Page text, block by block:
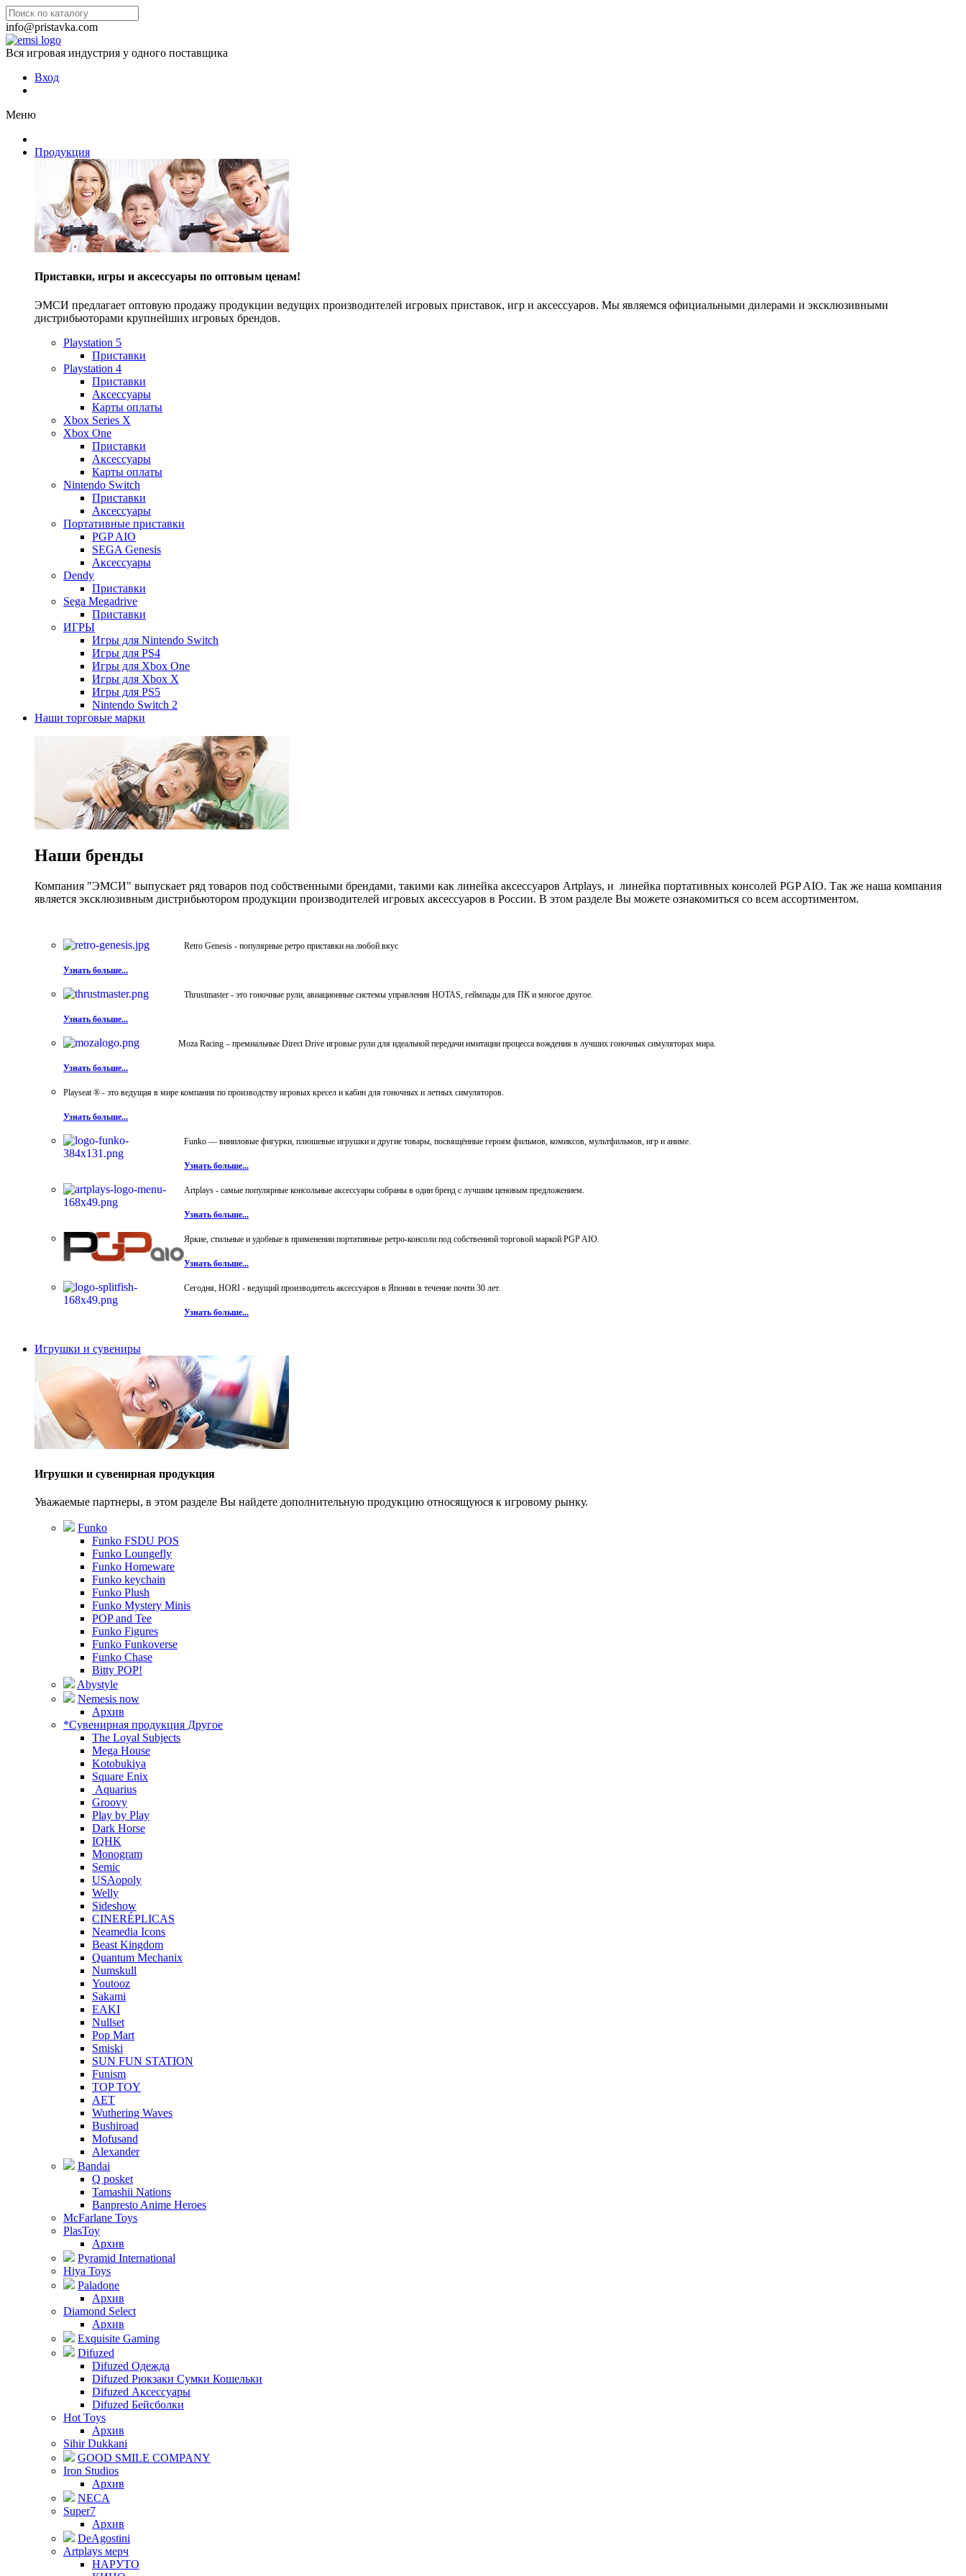
info@pristavka.com
Вся игровая индустрия у одного поставщика
Вход
Меню
Продукция
Приставки, игры и аксессуары по оптовым ценам!
ЭМСИ предлагает оптовую продажу продукции ведущих производителей игровых приставок, игр и аксессуаров. Мы являемся официальными дилерами и эксклюзивными
дистрибьюторами крупнейших игровых брендов.
Playstation 5
Приставки
Playstation 4
Приставки
Аксессуары
Карты оплаты
Xbox Series X
Xbox One
Приставки
Аксессуары
Карты оплаты
Nintendo Switch
Приставки
Аксессуары
Портативные приставки
PGP AIO
SEGA Genesis
Аксессуары
Dendy
Приставки
Sega Megadrive
Приставки
ИГРЫ
Игры для Nintendo Switch
Игры для PS4
Игры для Xbox One
Игры для Xbox X
Игры для PS5
Nintendo Switch 2
Наши торговые марки
Наши бренды
Компания "ЭМСИ" выпускает ряд товаров под собственными брендами, такими как линейка аксессуаров Artplays, и линейка портативных консолей PGP AIO. Так же наша компания
является эксклюзивным дистрибьютором продукции производителей игровых аксессуаров в России. В этом разделе Вы можете ознакомиться со всем ассортиментом.
Retro Genesis - популярные ретро приставки на любой вкус
Узнать больше...
Thrustmaster - это гоночные рули, авиационные системы управления HOTAS, геймпады для ПК и многое другое.
Узнать больше...
Moza Racing – премиальные Direct Drive игровые рули для идеальной передачи имитации процесса вождения в лучших гоночных симуляторах мира.
Узнать больше...
Playseat ® - это ведущая в мире компания по производству игровых кресел и кабин для гоночных и летных симуляторов.
Узнать больше...
Funko — виниловые фигурки, плюшевые игрушки и другие товары, посвящённые героям фильмов, комиксов, мультфильмов, игр и аниме.
Узнать больше...
Artplays - самые популярные консольные аксессуары собраны в один бренд с лучшим ценовым предложением.
Узнать больше...
Яркие, стильные и удобные в применении портативные ретро-консоли под собственной торговой маркой PGP AIO.
Узнать больше...
Сегодня, HORI - ведущий производитель аксессуаров в Японии в течение почти 30 лет.
Узнать больше...
Игрушки и сувениры
Игрушки и сувенирная продукция
Уважаемые партнеры, в этом разделе Вы найдете дополнительную продукцию относящуюся к игровому рынку.
Funko
Funko FSDU POS
Funko Loungefly
Funko Homeware
Funko keychain
Funko Plush
Funko Mystery Minis
POP and Tee
Funko Figures
Funko Funkoverse
Funko Chase
Bitty POP!
Abystyle
Nemesis now
Архив
*Сувенирная продукция Другое
The Loyal Subjects
Mega House
Kotobukiya
Square Enix
Aquarius
Groovy
Play by Play
Dark Horse
IQHK
Monogram
Semic
USAopoly
Welly
Sideshow
CINERÉPLICAS
Neamedia Icons
Beast Kingdom
Quantum Mechanix
Numskull
Youtooz
Sakami
EAKI
Nullset
Pop Mart
Smiski
SUN FUN STATION
Funism
TOP TOY
AET
Wuthering Waves
Bushiroad
Mofusand
Alexander
Bandai
Q posket
Tamashii Nations
Banpresto Anime Heroes
McFarlane Toys
PlasToy
Архив
Pyramid International
Hiya Toys
Paladone
Архив
Diamond Select
Архив
Exquisite Gaming
Difuzed
Difuzed Одежда
Difuzed Рюкзаки Сумки Кошельки
Difuzed Аксессуары
Difuzed Бейсболки
Hot Toys
Архив
Sihir Dukkani
GOOD SMILE COMPANY
Iron Studios
Архив
NECA
Super7
Архив
DeAgostini
Artplays мерч
НАРУТО